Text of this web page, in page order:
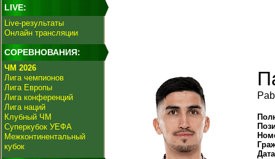
LIVE:
Live-результаты
Онлайн трансляции
СОРЕВНОВАНИЯ:
ЧМ 2026
Лига чемпионов
Лига Европы
Лига конференций
Лига наций
Клубный ЧМ
Суперкубок УЕФА
Межконтинентальный
кубок